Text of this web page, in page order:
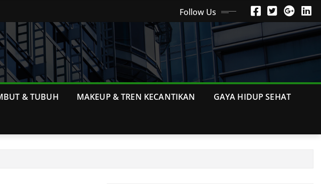
Follow Us
& TUBUH MAKEUP & TREN KECANTIKAN GAYA HIDUP SEHAT